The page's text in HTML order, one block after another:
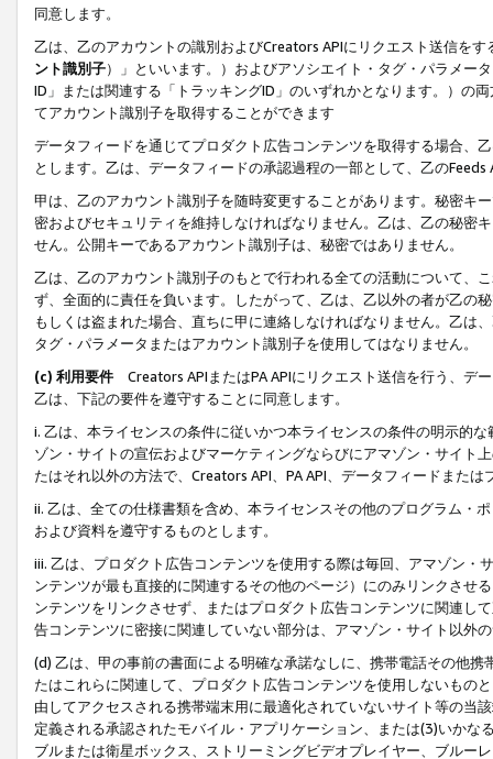
同意します。
乙は、乙のアカウントの識別およびCreators APIにリクエスト送信を
ント識別子）」といいます。）およびアソシエイト・タグ・パラメー
ID」または関連する「トラッキングID」のいずれかとなります。）の
てアカウント識別子を取得することができます
データフィードを通じてプロダクト広告コンテンツを取得する場合、
とします。乙は、データフィードの承認過程の一部として、乙の
甲は、乙のアカウント識別子を随時変更することがあります。秘密キ
密およびセキュリティを維持しなければなりません。乙は、乙の秘密
せん。公開キーであるアカウント識別子は、秘密ではありません。
乙は、乙のアカウント識別子のもとで行われる全ての活動について、
ず、全面的に責任を負います。したがって、乙は、乙以外の者が乙の
もしくは盗まれた場合、直ちに甲に連絡しなければなりません。乙は
タグ・パラメータまたはアカウント識別子を使用してはなりません。
(c) 利用要件 Creators APIまたはPA APIにリクエスト送信を行う、デ
乙は、下記の要件を遵守することに同意します。
i. 乙は、本ライセンスの条件に従いかつ本ライセンスの条件の明示的
ゾン・サイトの宣伝およびマーケティングならびにアマゾン・サイト
たはそれ以外の方法で、Creators API、PA API、データフィードまた
ii. 乙は、全ての仕様書類を含め、本ライセンスその他のプログラム・
および資料を遵守するものとします。
iii. 乙は、プロダクト広告コンテンツを使用する際は毎回、アマゾン
ンテンツが最も直接的に関連するその他のページ）にのみリンクさせ
ンテンツをリンクさせず、またはプロダクト広告コンテンツに関連し
告コンテンツに密接に関連していない部分は、アマゾン・サイト以外
(d) 乙は、甲の事前の書面による明確な承諾なしに、携帯電話その他
たはこれらに関連して、プロダクト広告コンテンツを使用しないもの
由してアクセスされる携帯端末用に最適化されていないサイト等の当
定義される承認されたモバイル・アプリケーション、または(3)いか
ブルまたは衛星ボックス、ストリーミングビデオプレイヤー、ブルー